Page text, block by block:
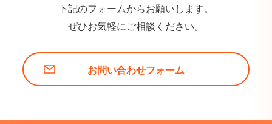
下記のフォームからお願いします。
ぜひお気軽にご相談ください。
お問い合わせフォーム